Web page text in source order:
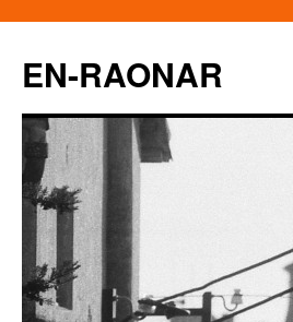
EN-RAONAR